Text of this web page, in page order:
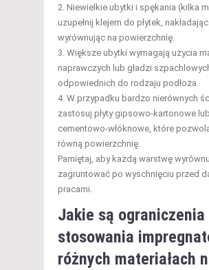
Niewielkie ubytki i spękania (kilka
uzupełnij klejem do płytek,
wyrównując na powierzchnię.
Większe ubytki wymagają użycia
naprawczych lub gładzi
odpowiednich do rodzaju podłoża.
W przypadku bardzo nierównych
zastosuj płyty gipsowo-kartonowe lub
cementowo-włóknowe, które
równą powierzchnię.
Pamiętaj, aby każdą warstwę
zagruntować po wyschnięciu przed
pracami.
Jakie są ograniczenia
stosowania
różnych materiałach